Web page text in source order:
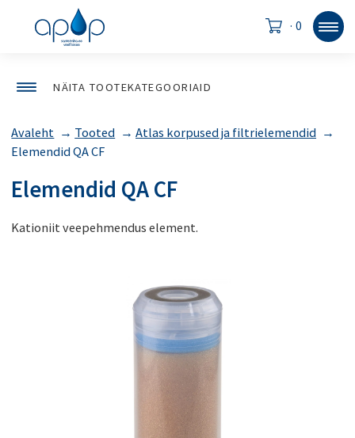
· 0
NÄITA TOOTEKATEGOORIAID
Avaleht → Tooted →Atlas korpused ja filtrielemendid →
Elemendid QA CF
Elemendid QA CF
Kationiit veepehmendus element.